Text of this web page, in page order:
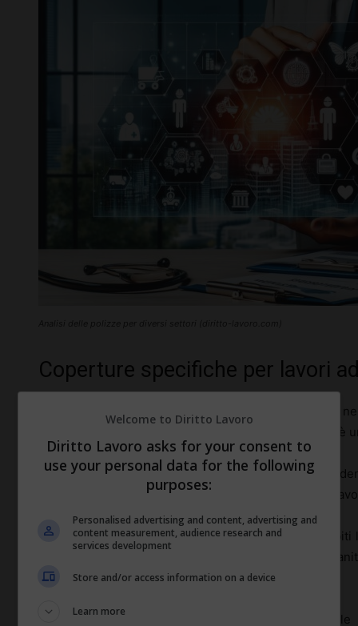
Coperture specifiche per lavori
lavori ad alto rischio , come quelli nell’edilizia,
sanitaria integrativa è più che un semplice beneficio: è
Questi settori sono caratterizzati da un’elevata
avere conseguenze gravi e durature sulla salute dei
Le polizze specificamente progettate per questi
incidenti sul lavoro, gestione delle emergenze
emergenza.
Ad esempio, un muratore o un operatore
Welcome to Diritto Lavoro
Diritto Lavoro asks for your consent to
use your personal data for the following
purposes:
Personalised advertising and content, advertising and
content measurement, audience research and
services development
Store and/or access information on a device
Learn more